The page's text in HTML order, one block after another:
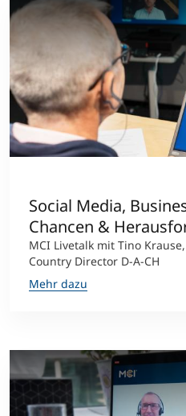
Social Media,
Chancen &
MCI Livetalk mit Tino
Country Director D-A-CH
Mehr dazu